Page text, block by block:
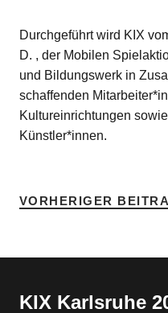
Durchgeführt wird KIX
D. , der Mobilen
und Bildungswerk in
schaffenden
Kultureinrichtungen
Künstler*innen.
VORHERIGER
KIX Karlsruhe